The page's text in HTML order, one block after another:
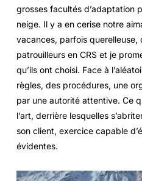
grosses facultés d’adaptation
neige. Il y a en cerise notre
vacances, parfois querelleuse,
patrouilleurs en CRS et je
qu’ils ont choisi. Face à
règles, des procédures, une
par une autorité attentive. Ce
l’art, derrière lesquelles
son client, exercice capable
évidentes.